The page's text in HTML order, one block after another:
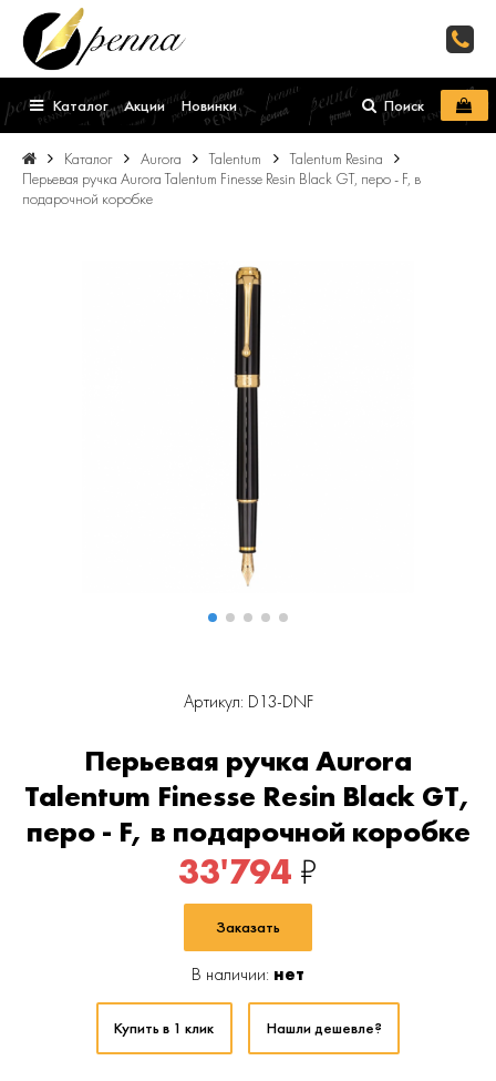
Каталог Акции Новинки Поиск
Каталог Aurora Talentum
Talentum Resina
Перьевая ручка Aurora Talentum Finesse Resin Black GT, перо - F, в
подарочной коробке
Артикул: D13-DNF
Перьевая ручка Aurora
Talentum Finesse Resin Black GT,
перо - F, в подарочной коробке
33'794 ₽
Заказать
В наличии: нет
Купить в 1 клик Нашли дешевле?